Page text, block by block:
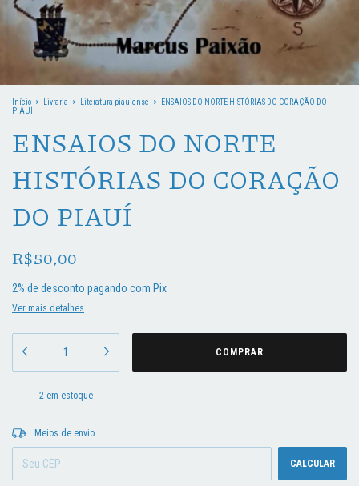
Início > Livraria > Literatura piauiense > ENSAIOS DO NORTE HISTÓRIAS DO CORAÇÃO DO
PIAUÍ
ENSAIOS DO NORTE
HISTÓRIAS DO CORAÇÃO
DO PIAUÍ
R$50,00
2% de desconto pagando com Pix
Ver mais detalhes
2em estoque
Entregas para o CEP:
Meios de envio
CALCULAR